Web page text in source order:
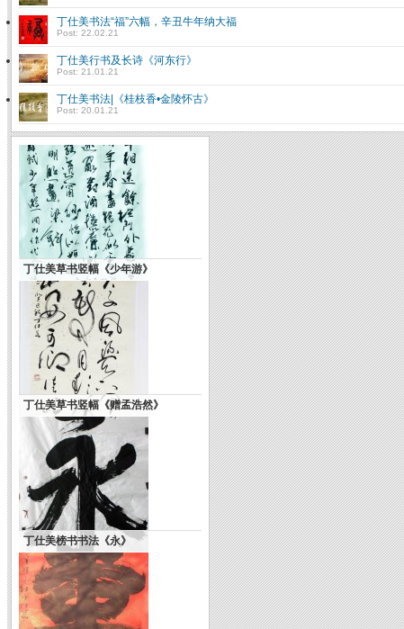
丁仕美书法“福”六幅，辛丑牛年纳大福
Post: 22.02.21
丁仕美行书及长诗《河东行》
Post: 21.01.21
丁仕美书法|《桂枝香•金陵怀古》
Post: 20.01.21
Introduction to Chinese
Calligraphy
丁仕美草书竖幅《少年游》
丁仕美草书竖幅《赠孟浩然》
丁仕美榜书书法《永》